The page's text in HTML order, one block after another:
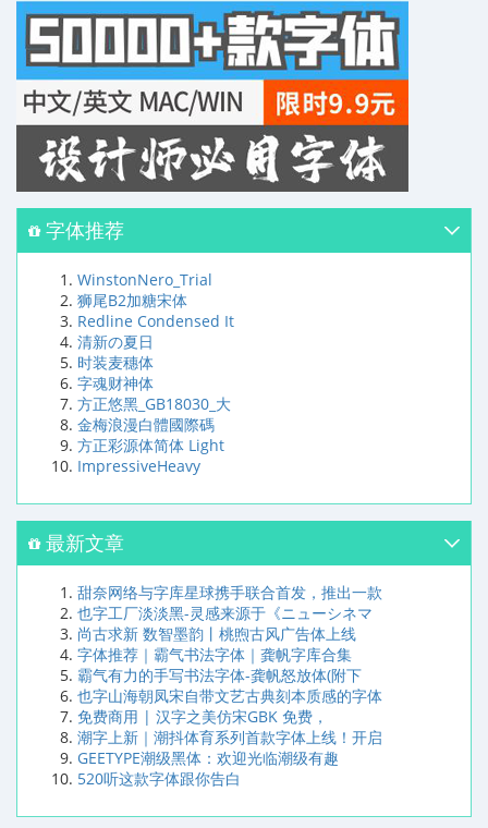
字体推荐
WinstonNero_Trial
狮尾B2加糖宋体
Redline Condensed It
清新の夏日
时装麦穗体
字魂财神体
方正悠黑_GB18030_大
金梅浪漫白體國際碼
方正彩源体简体 Light
ImpressiveHeavy
最新文章
甜奈网络与字库星球携手联合首发，推出一款
也字工厂淡淡黑-灵感来源于《ニューシネマ
尚古求新 数智墨韵丨桃煦古风广告体上线
字体推荐｜霸气书法字体｜龚帆字库合集
霸气有力的手写书法字体-龚帆怒放体(附下
也字山海朝凤宋自带文艺古典刻本质感的字体
免费商用 | 汉字之美仿宋GBK 免费，
潮字上新｜潮抖体育系列首款字体上线！开启
GEETYPE潮级黑体：欢迎光临潮级有趣
520听这款字体跟你告白